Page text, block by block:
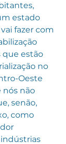
estado
fazer com
que estão
no
Oeste
nós não
senão,
como
indústrias